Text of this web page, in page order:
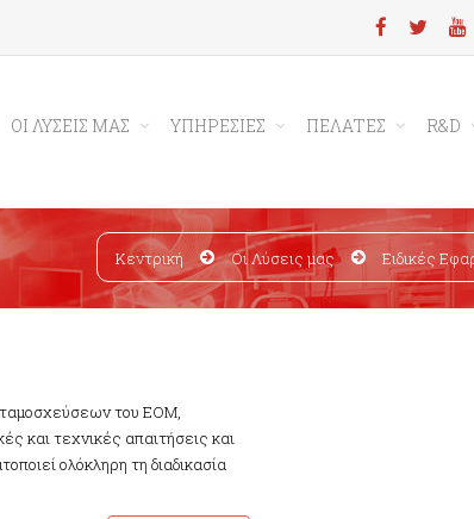
ΟΙ ΛΥΣΕΙΣ ΜΑΣ ΥΠΗΡΕΣΙΕΣ ΠΕΛΑΤΕΣ R&D
Κεντρική Οι Λύσεις μας Ειδικές
του ΕΟΜ,
και τεχνικές απαιτήσεις και
ολόκληρη τη διαδικασία